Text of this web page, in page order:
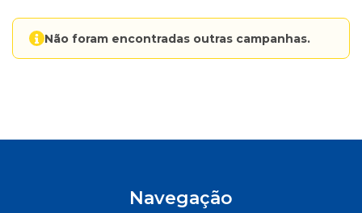
Não foram encontradas outras campanhas.
Navegação